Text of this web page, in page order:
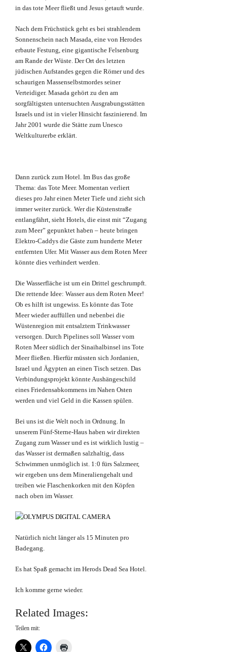
in das tote Meer fließt und Jesus getauft wurde.
Nach dem Früchstück geht es bei strahlendem
Sonnenschein nach Masada, eine von Herodes
erbaute Festung, eine gigantische Felsenburg
am Rande der Wüste. Der Ort des letzten
jüdischen Aufstandes gegen die Römer und des
schaurigen Massenselbstmordes seiner
Verteidiger. Masada gehört zu den am
sorgfältigsten untersuchten Ausgrabungsstätten
Israels und ist in vieler Hinsicht faszinierend. Im
Jahr 2001 wurde die Stätte zum Unesco
Weltkulturerbe erklärt.
Dann zurück zum Hotel. Im Bus das große
Thema: das Tote Meer. Momentan verliert
dieses pro Jahr einen Meter Tiefe und zieht sich
immer weiter zurück. Wer die Küstenstraße
entlangfährt, sieht Hotels, die einst mit “Zugang
zum Meer” gepunktet haben – heute bringen
Elektro-Caddys die Gäste zum hunderte Meter
entfernten Ufer. Mit Wasser aus dem Roten Meer
könnte dies verhindert werden.
Die Wasserfläche ist um ein Drittel geschrumpft.
Die rettende Idee: Wasser aus dem Roten Meer!
Ob es hilft ist ungewiss. Es könnte das Tote
Meer wieder auffüllen und nebenbei die
Wüstenregion mit entsalztem Trinkwasser
versorgen. Durch Pipelines soll Wasser vom
Roten Meer südlich der Sinaihalbinsel ins Tote
Meer fließen. Hierfür müssten sich Jordanien,
Israel und Ägypten an einen Tisch setzen. Das
Verbindungsprojekt könnte Aushängeschild
eines Friedensabkommens im Nahen Osten
werden und viel Geld in die Kassen spülen.
Bei uns ist die Welt noch in Ordnung. In
unserem Fünf-Sterne-Haus haben wir direkten
Zugang zum Wasser und es ist wirklich lustig –
das Wasser ist dermaßen salzhaltig, dass
Schwimmen unmöglich ist. 1:0 fürs Salzmeer,
wir ergeben uns dem Mineraliengehalt und
treiben wie Flaschenkorken mit den Köpfen
nach oben im Wasser.
Natürlich nicht länger als 15 Minuten pro
Badegang.
Es hat Spaß gemacht im Herods Dead Sea Hotel.
Ich komme gerne wieder.
Related Images:
Teilen mit: